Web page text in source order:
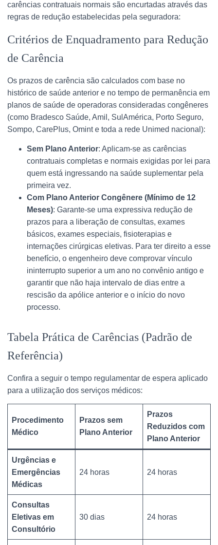
carências contratuais normais são encurtadas através das
regras de redução estabelecidas pela seguradora:
Critérios de Enquadramento para Redução
de Carência
Os prazos de carência são calculados com base no
histórico de saúde anterior e no tempo de permanência em
planos de saúde de operadoras consideradas congêneres
(como Bradesco Saúde, Amil, SulAmérica, Porto Seguro,
Sompo, CarePlus, Omint e toda a rede Unimed nacional):
Sem Plano Anterior: Aplicam-se as carências
contratuais completas e normais exigidas por lei para
quem está ingressando na saúde suplementar pela
primeira vez.
Com Plano Anterior Congênere (Mínimo de 12
Meses): Garante-se uma expressiva redução de
prazos para a liberação de consultas, exames
básicos, exames especiais, fisioterapias e
internações cirúrgicas eletivas. Para ter direito a esse
benefício, o engenheiro deve comprovar vínculo
ininterrupto superior a um ano no convênio antigo e
garantir que não haja intervalo de dias entre a
rescisão da apólice anterior e o início do novo
processo.
Tabela Prática de Carências (Padrão de
Referência)
Confira a seguir o tempo regulamentar de espera aplicado
para a utilização dos serviços médicos:
Procedimento
Médico
Prazos sem
Plano Anterior
Prazos
Reduzidos com
Plano Anterior
Urgências e
Emergências
Médicas
24 horas 24 horas
Consultas
Eletivas em
Consultório
30 dias 24 horas